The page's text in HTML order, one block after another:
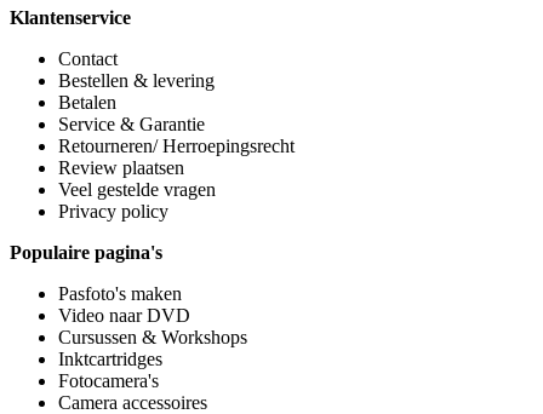
Klantenservice
Contact
Bestellen & levering
Betalen
Service & Garantie
Retourneren/ Herroepingsrecht
Review plaatsen
Veel gestelde vragen
Privacy policy
Populaire pagina's
Pasfoto's maken
Video naar DVD
Cursussen & Workshops
Inktcartridges
Fotocamera's
Camera accessoires